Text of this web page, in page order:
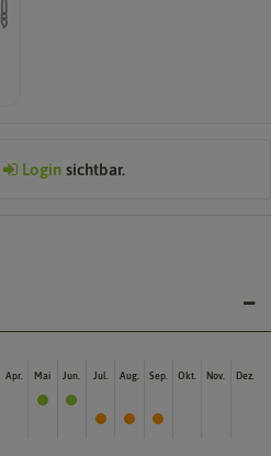
Login sichtbar.
Apr. Mai Jun. Jul. Aug. Sep. Okt. Nov. Dez.